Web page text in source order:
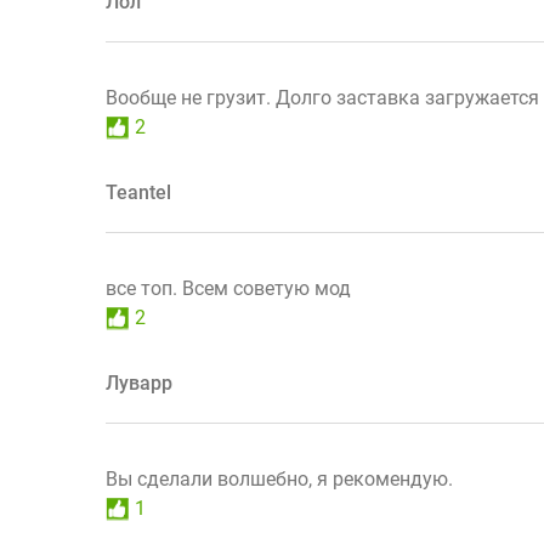
Вообще не грузит. Долго заставка загружается
2
Teantel
все топ. Всем советую мод
2
Луварр
Вы сделали волшебно, я рекомендую.
1